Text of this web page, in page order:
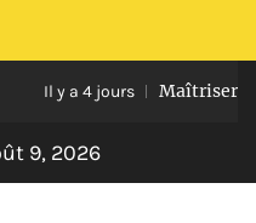
4 jours Maîtriser les
9, 2026